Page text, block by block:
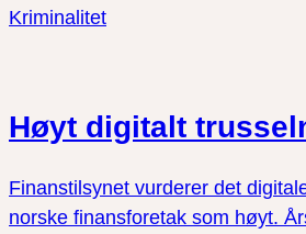
Kriminalitet
Høyt digitalt
Finanstilsynet vurderer det
norske finansforetak som høyt.